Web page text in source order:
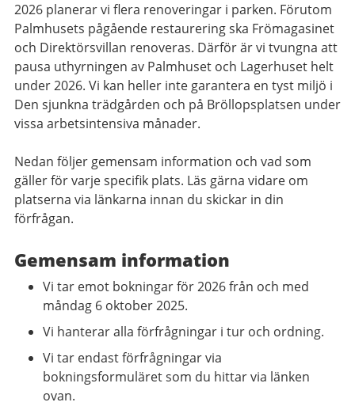
2026 planerar vi flera renoveringar i parken. Förutom
Palmhusets pågående restaurering ska Frömagasinet
och Direktörsvillan renoveras. Därför är vi tvungna att
pausa uthyrningen av Palmhuset och Lagerhuset helt
under 2026. Vi kan heller inte garantera en tyst miljö i
Den sjunkna trädgården och på Bröllopsplatsen under
vissa arbetsintensiva månader.
Nedan följer gemensam information och vad som
gäller för varje specifik plats. Läs gärna vidare om
platserna via länkarna innan du skickar in din
förfrågan.
Gemensam information
Vi tar emot bokningar för 2026 från och med
måndag 6 oktober 2025.
Vi hanterar alla förfrågningar i tur och ordning.
Vi tar endast förfrågningar via
bokningsformuläret som du hittar via länken
ovan.